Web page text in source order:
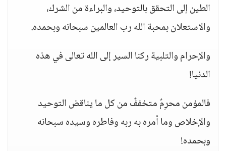
الطين إلى التحقق بالتوحيد، والبراءة من الشرك،
والاستعلان بمحبة الله رب العالمين سبحانه وبحمده.
‏والإحرام والتلبية ركنا السير إلى الله تعالى في هذه
الدنيا!
‏فالمؤمن محرِمٌ متخففٌ من كل ما يناقض التوحيد
والإخلاص وما أمره به ربه وفاطره وسيده سبحانه
وبحمده!